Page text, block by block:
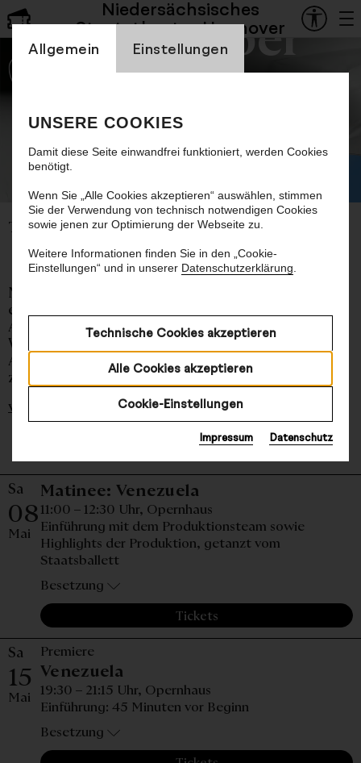
Einstellung Cookienbanner
Allgemein
Einstellungen
UNSERE COOKIES
Damit diese Seite einwandfrei funktioniert, werden Cookies
benötigt.
Wenn Sie „Alle Cookies akzeptieren“ auswählen, stimmen
Sie der Verwendung von technisch notwendigen Cookies
sowie jenen zur Optimierung der Webseite zu.
Weitere Informationen finden Sie in den „Cookie-
Einstellungen“ und in unserer Datenschutzerklärung
Technische Cookies akzeptieren
Alle Cookies akzeptieren
Cookie-Einstellungen
Impressum Datenschutz
Niedersächsisches
Staatstheater Hannover
Staatsoper
Venezuela
Tanzstück von Ohad Naharin
Mit Venezuela zeigt das Staatsballett Hannover
eine der radikalsten und zugleich poetischsten
Arbeiten Ohad Naharins. Das 2017 entstandene
Werk entfaltet sich in zwei 40-minütigen
Abschnitten, in denen dieselbe Choreografie
zweimal getanzt wird. Die ...
weiterlesen
Termine und Tickets
Sa
08
Mai
Matinee: Venezuela
11:00 – 12:30 Uhr, Opernhaus
Einführung mit dem Produktionsteam sowie
Highlights der Produktion, getanzt vom
Staatsballett
Besetzung
Tickets
Sa
15
Mai
Premiere
Venezuela
19:30 – 21:15 Uhr, Opernhaus
Einführung: 45 Minuten vor Beginn
Besetzung